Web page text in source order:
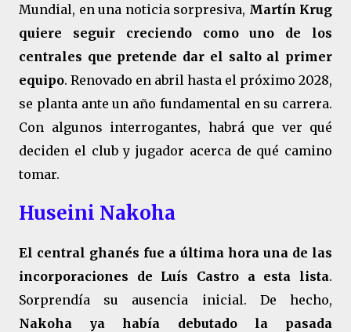
Mundial, en una noticia sorpresiva, Martín Krug
quiere seguir creciendo como uno de los
centrales que pretende dar el salto al primer
equipo. Renovado en abril hasta el próximo 2028,
se planta ante un año fundamental en su carrera.
Con algunos interrogantes, habrá que ver qué
deciden el club y jugador acerca de qué camino
tomar.
Huseini Nakoha
El central ghanés fue a última hora una de las
incorporaciones de Luís Castro a esta lista.
Sorprendía su ausencia inicial. De hecho,
Nakoha ya había debutado la pasada